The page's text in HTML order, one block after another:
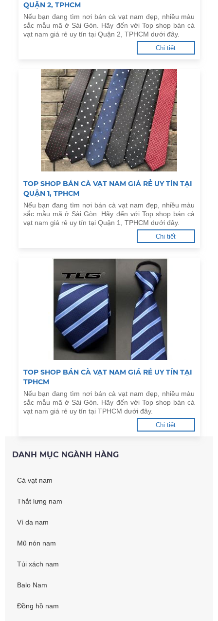
QUẬN 2, TPHCM
Nếu bạn đang tìm nơi bán cà vạt nam đẹp, nhiều màu
sắc mẫu mã ở Sài Gòn. Hãy đến với Top shop bán cà
vạt nam giá rẻ uy tín tại Quận 2, TPHCM dưới đây.
Chi tiết
TOP SHOP BÁN CÀ VẠT NAM GIÁ RẺ UY TÍN TẠI
QUẬN 1, TPHCM
Nếu bạn đang tìm nơi bán cà vạt nam đẹp, nhiều màu
sắc mẫu mã ở Sài Gòn. Hãy đến với Top shop bán cà
vạt nam giá rẻ uy tín tại Quận 1, TPHCM dưới đây.
Chi tiết
TOP SHOP BÁN CÀ VẠT NAM GIÁ RẺ UY TÍN TẠI
TPHCM
Nếu bạn đang tìm nơi bán cà vạt nam đẹp, nhiều màu
sắc mẫu mã ở Sài Gòn. Hãy đến với Top shop bán cà
vạt nam giá rẻ uy tín tại TPHCM dưới đây.
Chi tiết
DANH MỤC NGÀNH HÀNG
Cà vạt nam
Thắt lưng nam
Ví da nam
Mũ nón nam
Túi xách nam
Balo Nam
Đồng hồ nam